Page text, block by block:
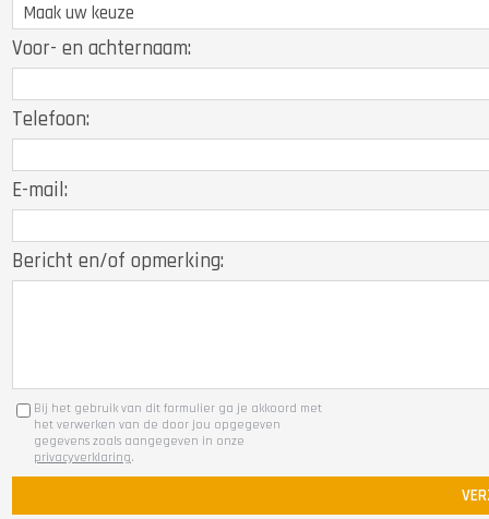
Voor- en achternaam:
Telefoon:
E-mail:
Bericht en/of opmerking:
Bij het gebruik van dit formulier ga je akkoord met
het verwerken van de door jou opgegeven
gegevens zoals aangegeven in onze
privacyverklaring.